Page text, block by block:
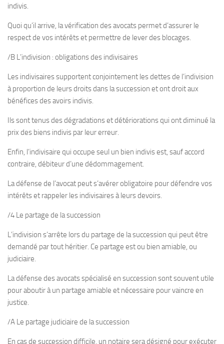
indivis.
Quoi qu’il arrive, la vérification des avocats permet d’assurer le
respect de vos intérêts et permettre de lever des blocages.
/B L’indivision : obligations des indivisaires
Les indivisaires supportent conjointement les dettes de l’indivision
à proportion de leurs droits dans la succession et ont droit aux
bénéfices des avoirs indivis.
Ils sont tenus des dégradations et détériorations qui ont diminué la
prix des biens indivis par leur erreur.
Enfin, l’indivisaire qui occupe seul un bien indivis est, sauf accord
contraire, débiteur d’une dédommagement.
La défense de l’avocat peut s’avérer obligatoire pour défendre vos
intérêts et rappeler les indivisaires à leurs devoirs.
/4 Le partage de la succession
L’indivision s’arrête lors du partage de la succession qui peut être
demandé par tout héritier. Ce partage est ou bien amiable, ou
judiciaire.
La défense des avocats spécialisé en succession sont souvent utile
pour aboutir à un partage amiable et nécessaire pour vaincre en
justice.
/A Le partage judiciaire de la succession
En cas de succession difficile, un notaire sera désigné pour exécuter